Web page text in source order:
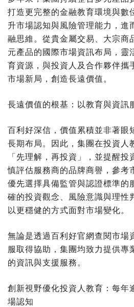
打造更完整的金融教育環境與數
升市場認知與風險管理能力，進
融思維。從貴金屬交易、大宗商
元產品的國際市場資訊布局，靈
育資源，與投資人及合作夥伴攜
市場新局，創造長遠價值。
長遠價值的根基：以教育與資訊
百利好深信，價值累積並非著眼
長期布局。因此，集團在投資人
「先理解，再投資」，並提醒
慎評估服務商的品牌商譽，參考
優先選擇具備監管與認證標準的
確的投資觀念、風險意識與理性
以更穩健的方式面對市場變化。
無論是透過百利好官網查閱市場
服取得協助，集團均致力提供專
的資訊與支援服務。
創新視野優化投資人教育：每
場認知